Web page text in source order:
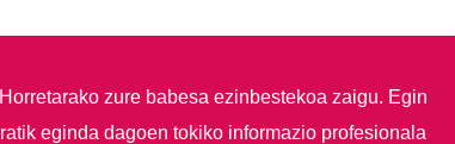
Horretarako zure babesa ezinbestekoa zaigu. Egin
eginda dagoen tokiko informazio profesionala